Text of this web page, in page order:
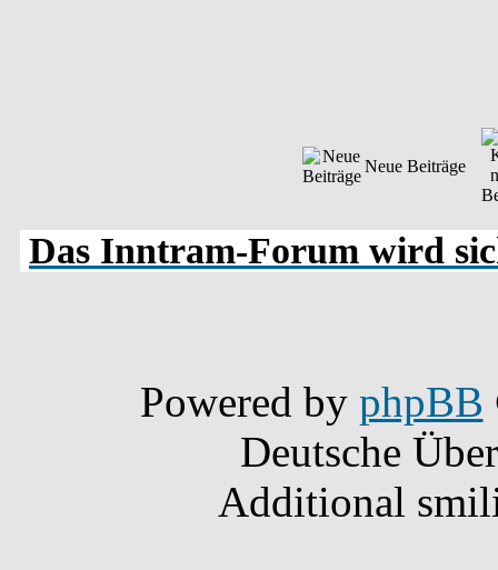
Neue Beiträge
Das Inntram-Forum wird
Powered by phpBB
Deutsche
Additional